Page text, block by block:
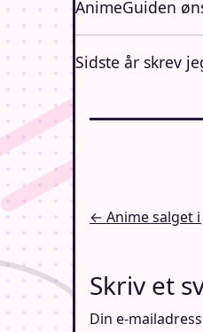
AnimeGuiden
Sidste år skrev
← Anime salget i
Skriv et
Din e-